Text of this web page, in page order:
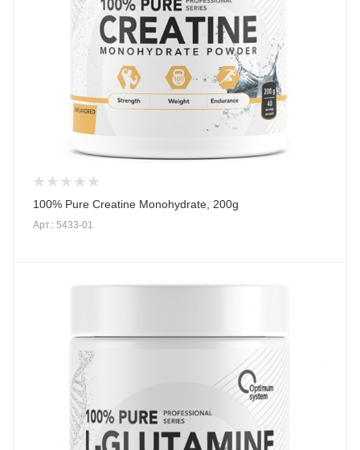
100% Pure Creatine Monohydrate, 200g
Арт.: 5433-01